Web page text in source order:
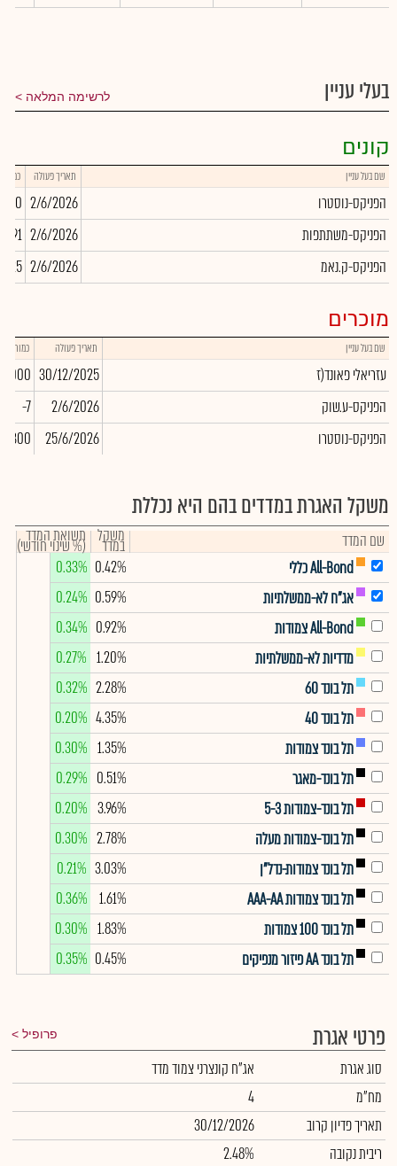
בעלי עניין לרשימה המלאה
קונים
שם בעל עניין תאריך פעולה כמות
הפניקס-נוסטרו 2/6/2026
הפניקס-משתתפות
2/6/2026
הפניקס-ק.נאמ
2/6/2026
מוכרים
שם בעל עניין תאריך פעולה כמות
עזריאלי פאונד(ז 30/12/2025
הפניקס-ע.שוק
2/6/2026
-7
הפניקס-נוסטרו
25/6/2026
משקל האגרת במדדים בהם היא נכללת
שם המדד משקל
במדד תשואת המדד
(% שינוי חודשי)
All-Bond כללי
0.42%
0.33%
אג"ח לא-ממשלתיות
0.59%
0.24%
All-Bond צמודות
0.92%
0.34%
מדדיות לא-ממשלתיות
1.20%
0.27%
תל בונד 60
2.28%
0.32%
תל בונד 40
4.35%
0.20%
תל בונד צמודות
1.35%
0.30%
תל בונד-מאגר
0.51%
0.29%
תל בונד-צמודות 5-3
3.96%
0.20%
תל בונד-צמודות מעלה
2.78%
0.30%
תל בונד צמודות-נדל"ן
3.03%
0.21%
תל בונד צמודות AAA-AA
1.61%
0.36%
תל בונד 100 צמודות
1.83%
0.30%
תל בונד AA פיזור מנפיקים
0.45%
0.35%
פרטי אגרת פרופיל
סוג אגרת
אג"ח קונצרני צמוד מדד
מח"מ
4
תאריך פדיון קרוב
30/12/2026
ריבית נקובה
2.48%